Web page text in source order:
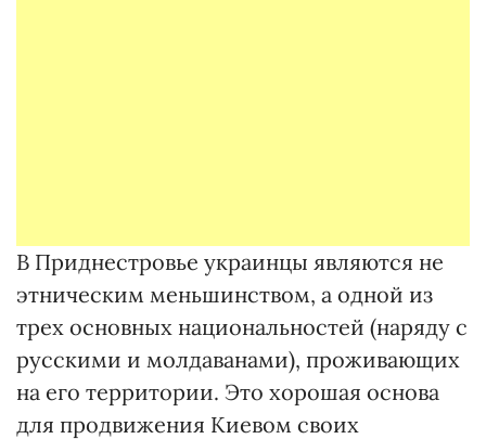
В Приднестровье украинцы являются не
этническим меньшинством, а одной из
трех основных национальностей (наряду с
русскими и молдаванами), проживающих
на его территории. Это хорошая основа
для продвижения Киевом своих